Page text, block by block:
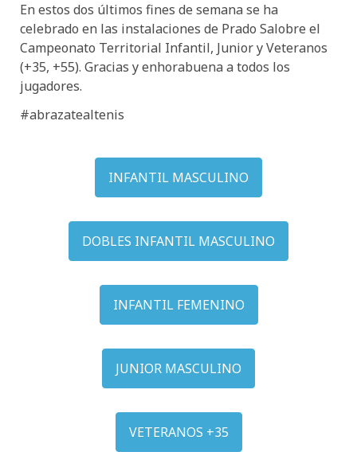
En estos dos últimos fines de semana se ha
celebrado en las instalaciones de Prado Salobre el
Campeonato Territorial Infantil, Junior y Veteranos
(+35, +55). Gracias y enhorabuena a todos los
jugadores.
#abrazatealtenis
INFANTIL MASCULINO
DOBLES INFANTIL MASCULINO
INFANTIL FEMENINO
JUNIOR MASCULINO
VETERANOS +35